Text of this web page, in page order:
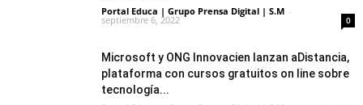
Portal Educa | Grupo Prensa Digital | S.M -
septiembre 6, 2022 0
Microsoft y ONG Innovacien lanzan aDistancia,
plataforma con cursos gratuitos on line sobre
tecnología...